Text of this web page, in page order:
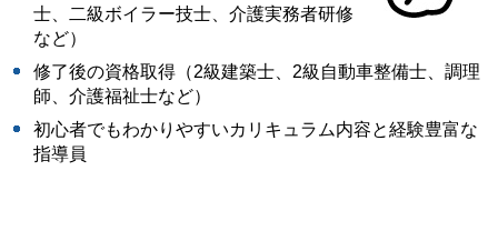
士、二級ボイラー技士、介護実務者研修
など）
修了後の資格取得（2級建築士、2級自動車整備士、調理
師、介護福祉士など）
初心者でもわかりやすいカリキュラム内容と経験豊富な
指導員